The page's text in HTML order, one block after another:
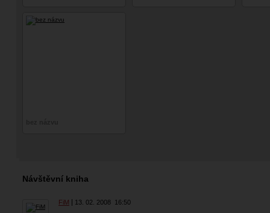
Návštěvní kniha
FiM 13. 02. 2008 16:50